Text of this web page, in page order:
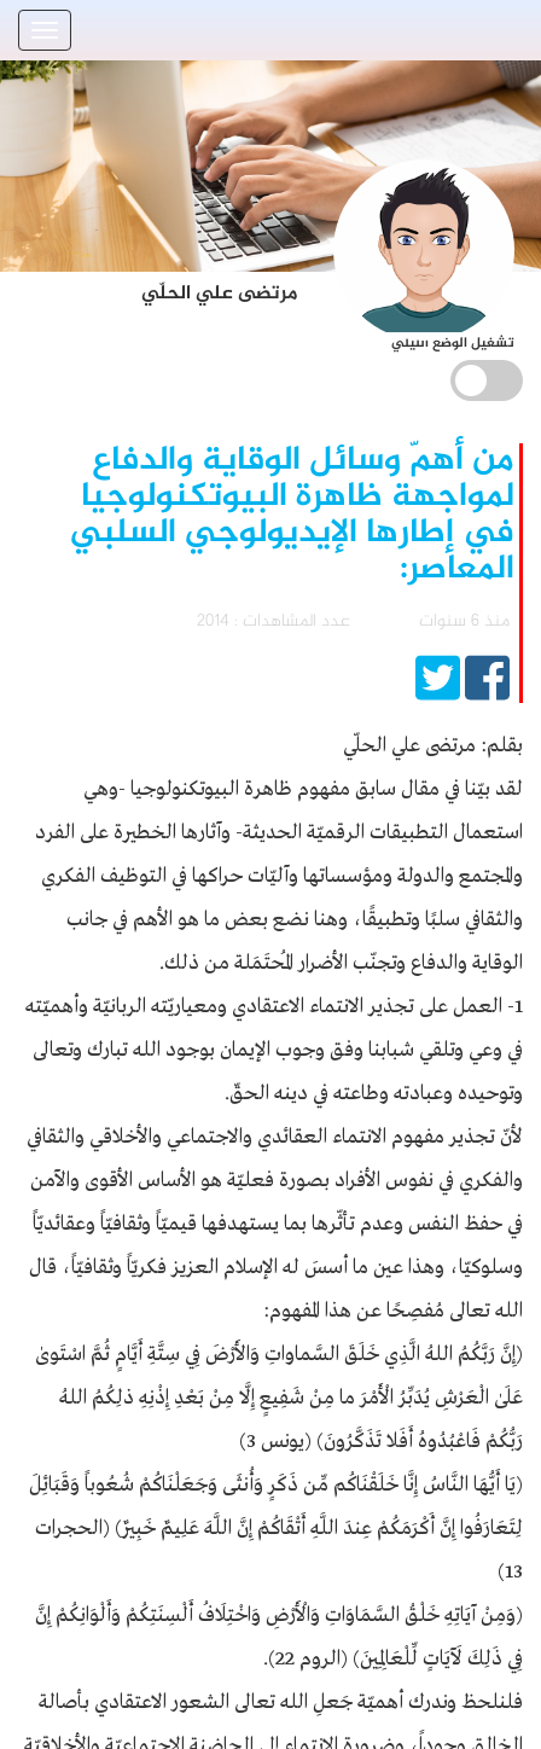
مرتضى علي الحلّي
تشغيل الوضع الليلي
من أهمّ وسائل الوقاية والدفاع
لمواجهة ظاهرة البيوتكنولوجيا
في إطارها الإيديولوجي السلبي
المعاصر:
منذ 6 سنوات عدد المشاهدات : 2014
بقلم: مرتضى علي الحلّي
لقد بيّنا في مقال سابق مفهوم ظاهرة البيوتكنولوجيا -وهي
استعمال التطبيقات الرقميّة الحديثة- وآثارها الخطيرة على الفرد
والمجتمع والدولة ومؤسساتها وآليّات حراكها في التوظيف الفكري
والثقافي سلبًا وتطبيقًا، وهنا نضع بعض ما هو الأهم في جانب
الوقاية والدفاع وتجنّب الأضرار المُحتَمَلة من ذلك.
1- العمل على تجذير الانتماء الاعتقادي ومعياريّته الربانيّة وأهميّته
في وعي وتلقي شبابنا وفق وجوب الإيمان بوجود الله تبارك وتعالى
وتوحيده وعبادته وطاعته في دينه الحقّ.
لأنّ تجذير مفهوم الانتماء العقائدي والاجتماعي والأخلاقي والثقافي
والفكري في نفوس الأفراد بصورة فعليّة هو الأساس الأقوى والآمن
في حفظ النفس وعدم تأثّرها بما يستهدفها قيميّاً وثقافيّاً وعقائديّاً
وسلوكيّا، وهذا عين ما أسسَ له الإسلام العزيز فكريّاً وثقافيّاً، قال
الله تعالى مُفصِحًا عن هذا المفهوم:
(إِنَّ رَبَّكُمُ اللهُ الَّذِي خَلَقَ السَّماواتِ وَالأَرْضَ فِي سِتَّةِ أَيَّامٍ ثُمَّ اسْتَوىٰ
عَلَىٰ الْعَرْشِ يُدَبِّرُ الْأَمْرَ ما مِنْ شَفِيعٍ إِلَّا مِنْ بَعْدِ إِذْنِهِ ذلِكُمُ اللهُ
رَبُّكُمْ فَاعْبُدُوهُ أَفَلا تَذَكَّرُونَ) (يونس 3)
(يَا أَيُّهَا النَّاسُ إِنَّا خَلَقْنَاكُم مِّن ذَكَرٍ وَأُنثَى وَجَعَلْنَاكُمْ شُعُوباً وَقَبَائِلَ
لِتَعَارَفُوا إِنَّ أَكْرَمَكُمْ عِندَ اللَّهِ أَتْقَاكُمْ إِنَّ اللَّهَ عَلِيمٌ خَبِيرٌ) (الحجرات
13)
(وَمِنْ آيَاتِهِ خَلْقُ السَّمَاوَاتِ وَالْأَرْضِ وَاخْتِلَافُ أَلْسِنَتِكُمْ وَأَلْوَانِكُمْ إِنَّ
فِي ذَلِكَ لَآيَاتٍ لِّلْعَالِمِينَ) (الروم 22).
فلنلحظ وندرك أهميّة جَعلِ الله تعالى الشعور الاعتقادي بأصالة